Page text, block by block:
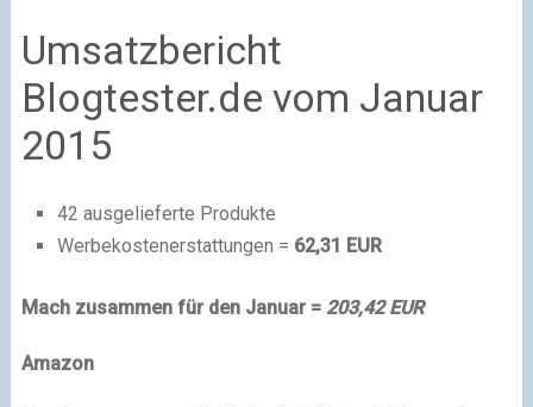
Umsatzbericht
Blogtester.de vom Januar
2015
42 ausgelieferte Produkte
Werbekostenerstattungen = 62,31 EUR
Mach zusammen für den Januar = 203,42 EUR
Amazon